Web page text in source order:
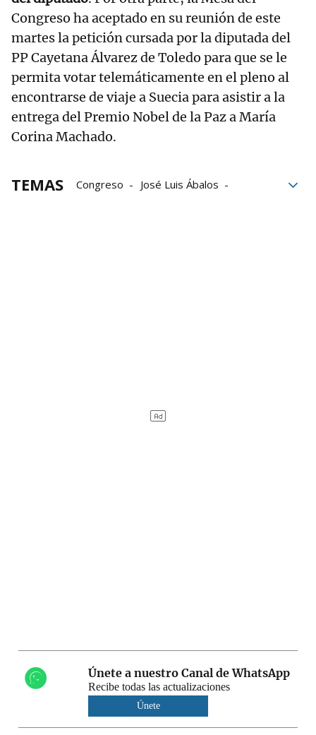
Congreso ha aceptado en su reunión de este
martes la petición cursada por la diputada del
PP Cayetana Álvarez de Toledo para que se le
permita votar telemáticamente en el pleno al
encontrarse de viaje a Suecia para asistir a la
entrega del Premio Nobel de la Paz a María
Corina Machado.
TEMAS Congreso
José Luis Ábalos
Únete a nuestro Canal de WhatsApp
Recibe todas las actualizaciones
Únete